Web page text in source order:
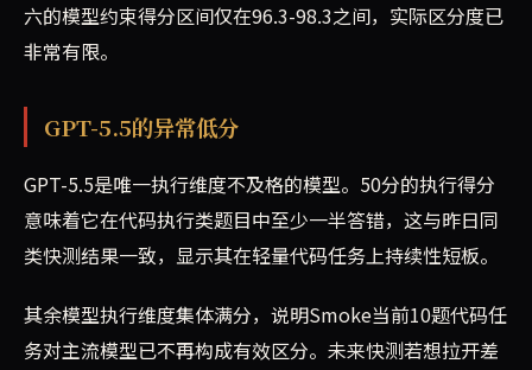
六的模型约束得分区间仅在96.3-98.3之间，实际区分度已
非常有限。
GPT-5.5的异常低分
GPT-5.5是唯一执行维度不及格的模型。50分的执行得分
意味着它在代码执行类题目中至少一半答错，这与昨日同
类快测结果一致，显示其在轻量代码任务上持续性短板。
其余模型执行维度集体满分，说明Smoke当前10题代码任
务对主流模型已不再构成有效区分。未来快测若想拉开差